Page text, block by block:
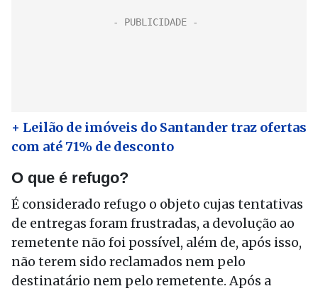
+ Leilão de imóveis do Santander traz ofertas
com até 71% de desconto
O que é refugo?
É considerado refugo o objeto cujas tentativas
de entregas foram frustradas, a devolução ao
remetente não foi possível, além de, após isso,
não terem sido reclamados nem pelo
destinatário nem pelo remetente. Após a